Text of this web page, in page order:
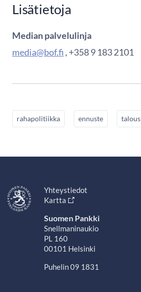
Lisätietoja
Median palvelulinja
media@bof.fi , +358 9 183 2101
rahapolitiikka ennuste talous
Yhteystiedot
Kartta
Suomen Pankki
Snellmaninaukio
PL 160
00101 Helsinki
Puhelin 09 1831